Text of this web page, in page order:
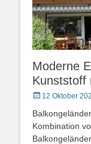
Moderne
Kunststoff
Posted
12 Oktober
Kombination